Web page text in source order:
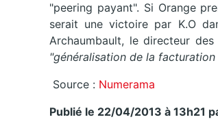
"peering payant". Si Orange
serait une victoire par K.O
Archaumbault, le directeur
"généralisation de la
Source : Numerama
Publié le 22/04/2013 à 13h21